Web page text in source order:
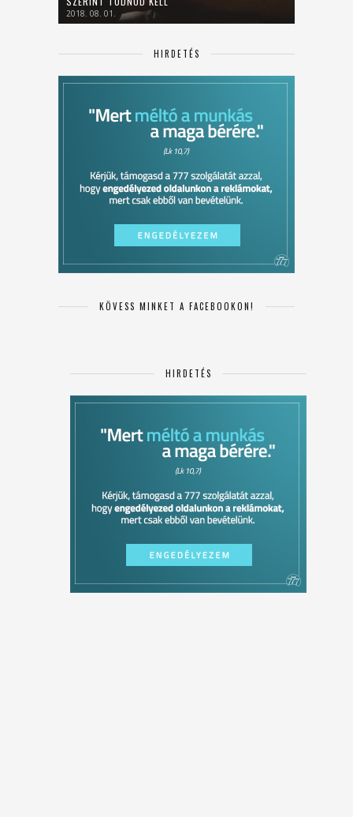
2018. 08. 01.
HIRDETÉS
KÖVESS MINKET A FACEBOOKON!
HIRDETÉS